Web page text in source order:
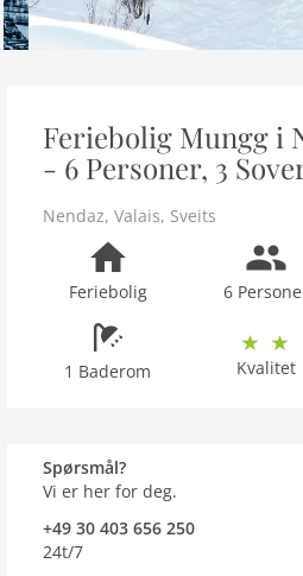
Feriebolig Mungg i
- 6 Personer, 3
Nendaz, Valais, Sveits
Feriebolig 6
1 Baderom Kvalitet
Spørsmål?
Vi er her for deg.
+49 30 403 656 250
24t/7